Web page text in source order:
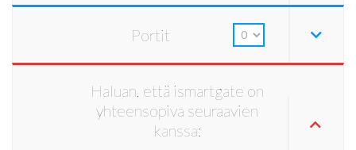
Portit
Haluan, että ismartgate on
yhteensopiva seuraavien
kanssa: